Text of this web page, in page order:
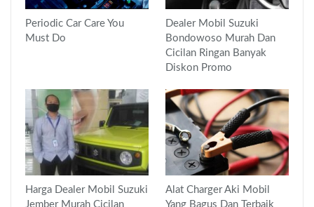
Periodic Car Care You
Must Do
Dealer Mobil Suzuki
Bondowoso Murah Dan
Cicilan Ringan Banyak
Diskon Promo
Harga Dealer Mobil Suzuki
Jember Murah Cicilan
Alat Charger Aki Mobil
Yang Bagus Dan Terbaik